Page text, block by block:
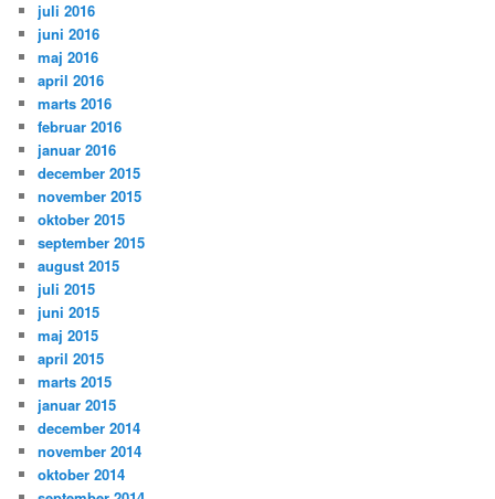
juli 2016
juni 2016
maj 2016
april 2016
marts 2016
februar 2016
januar 2016
december 2015
november 2015
oktober 2015
september 2015
august 2015
juli 2015
juni 2015
maj 2015
april 2015
marts 2015
januar 2015
december 2014
november 2014
oktober 2014